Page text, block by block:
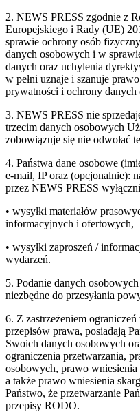
2. NEWS PRESS zgodnie z
Europejskiego i Rady (UE)
sprawie ochrony osób
danych osobowych i w
danych oraz uchylenia
w pełni uznaje i szanuje
prywatności i ochrony danych
3. NEWS PRESS nie
trzecim danych osobowych
zobowiązuje się nie odwołać
4. Państwa dane osobowe
e-mail, IP oraz (opcjonalnie):
przez NEWS PRESS
• wysyłki materiałów
informacyjnych i ofertowych,
• wysyłki zaproszeń /
wydarzeń.
5. Podanie danych
niezbędne do przesyłania
6. Z zastrzeżeniem
przepisów prawa, posiadają
Swoich danych osobowych
ograniczenia przetwarzania,
osobowych, prawo
a także prawo wniesienia
Państwo, że przetwarzanie
przepisy RODO.